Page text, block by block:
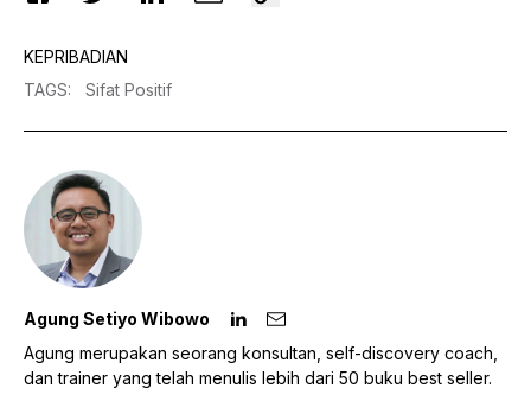
KEPRIBADIAN
TAGS: Sifat Positif
Agung Setiyo Wibowo
Agung merupakan seorang konsultan, self-discovery coach,
dan trainer yang telah menulis lebih dari 50 buku best seller.